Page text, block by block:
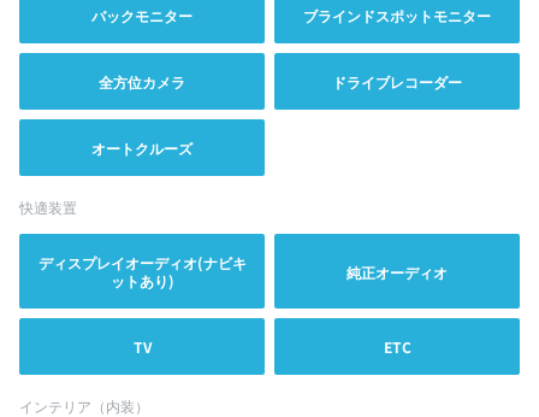
バックモニター ブラインドスポットモニター
全方位カメラ ドライブレコーダー
オートクルーズ
快適装置
ディスプレイオーディオ(ナビキ
ットあり)
純正オーディオ
TV ETC
インテリア（内装）